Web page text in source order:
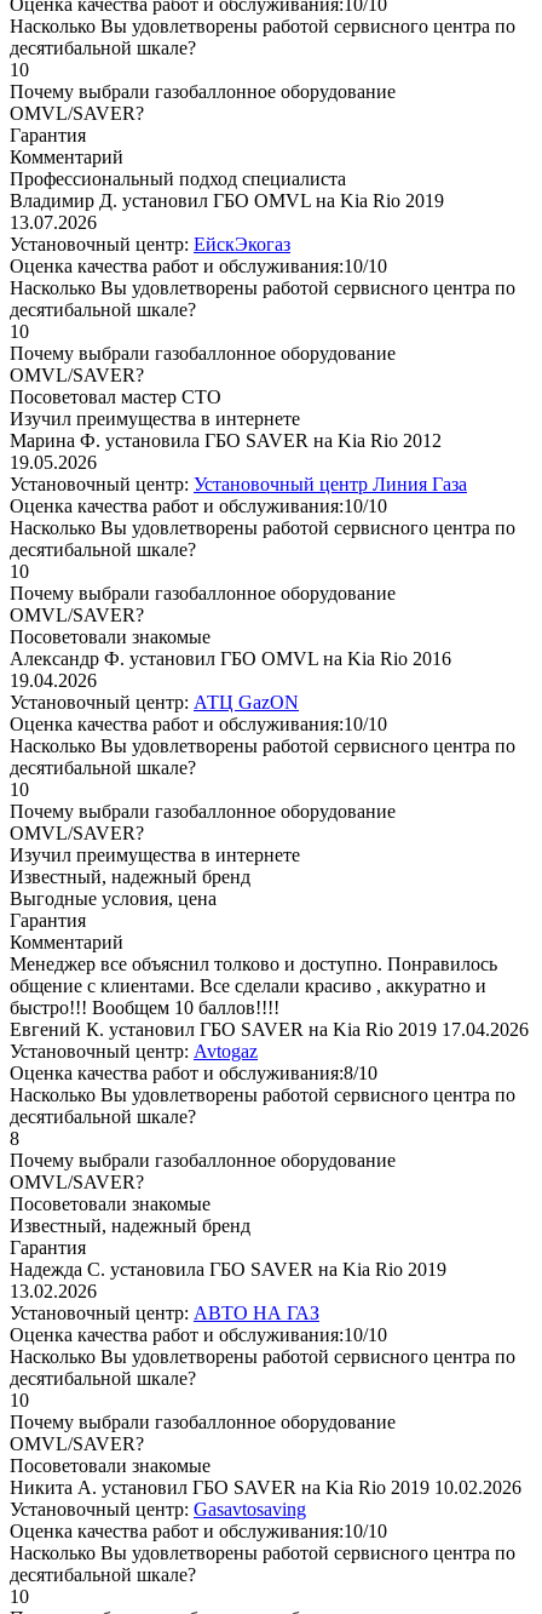
Насколько Вы удовлетворены работой сервисного центра по
десятибальной шкале?
10
Почему выбрали газобаллонное оборудование
OMVL/SAVER?
Гарантия
Комментарий
Профессиональный подход специалиста
Владимир Д. установил ГБО OMVL на Kia Rio 2019
13.07.2026
Установочный центр: ЕйскЭкогаз
Оценка качества работ и обслуживания:10/10
Насколько Вы удовлетворены работой сервисного центра по
десятибальной шкале?
10
Почему выбрали газобаллонное оборудование
OMVL/SAVER?
Посоветовал мастер СТО
Изучил преимущества в интернете
Марина Ф. установила ГБО SAVER на Kia Rio 2012
19.05.2026
Установочный центр: Установочный центр Линия Газа
Оценка качества работ и обслуживания:10/10
Насколько Вы удовлетворены работой сервисного центра по
десятибальной шкале?
10
Почему выбрали газобаллонное оборудование
OMVL/SAVER?
Посоветовали знакомые
Александр Ф. установил ГБО OMVL на Kia Rio 2016
19.04.2026
Установочный центр: АТЦ GazON
Оценка качества работ и обслуживания:10/10
Насколько Вы удовлетворены работой сервисного центра по
десятибальной шкале?
10
Почему выбрали газобаллонное оборудование
OMVL/SAVER?
Изучил преимущества в интернете
Известный, надежный бренд
Выгодные условия, цена
Гарантия
Комментарий
Менеджер все объяснил толково и доступно. Понравилось
общение с клиентами. Все сделали красиво , аккуратно и
быстро!!! Вообщем 10 баллов!!!!
Евгений К. установил ГБО SAVER на Kia Rio 2019 17.04.2026
Установочный центр: Avtogaz
Оценка качества работ и обслуживания:8/10
Насколько Вы удовлетворены работой сервисного центра по
десятибальной шкале?
8
Почему выбрали газобаллонное оборудование
OMVL/SAVER?
Посоветовали знакомые
Известный, надежный бренд
Гарантия
Надежда С. установила ГБО SAVER на Kia Rio 2019
13.02.2026
Установочный центр: АВТО НА ГАЗ
Оценка качества работ и обслуживания:10/10
Насколько Вы удовлетворены работой сервисного центра по
десятибальной шкале?
10
Почему выбрали газобаллонное оборудование
OMVL/SAVER?
Посоветовали знакомые
Никита А. установил ГБО SAVER на Kia Rio 2019 10.02.2026
Установочный центр: Gasavtosaving
Оценка качества работ и обслуживания:10/10
Насколько Вы удовлетворены работой сервисного центра по
десятибальной шкале?
10